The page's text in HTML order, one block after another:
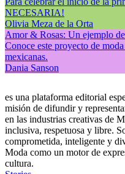
NECESARIA!
Olivia Meza de la Orta
Amor & Rosas: Un ejemplo
Conoce este proyecto de
mexicanas.
Dania Sanson
es una plataforma editorial
misión de difundir y
en las industrias creativas de
inclusiva, respetuosa y libre.
comprometida, inteligente y
Moda como un motor de
cultura.